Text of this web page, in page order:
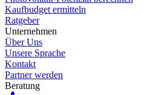
Kaufbudget ermitteln
Ratgeber
Unternehmen
Über Uns
Unsere Sprache
Kontakt
Partner werden
Beratung